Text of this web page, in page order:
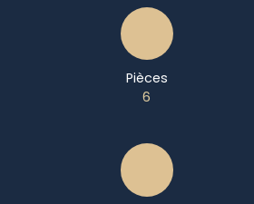
Pièces
6